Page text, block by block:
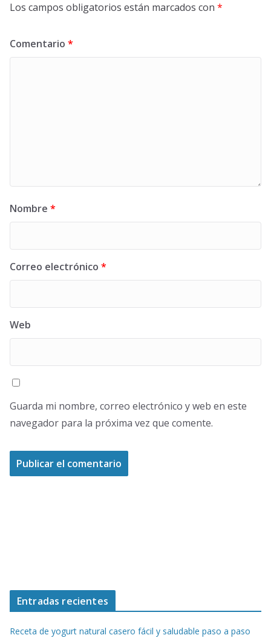
Los campos obligatorios están marcados con *
Comentario *
Nombre *
Correo electrónico *
Web
Guarda mi nombre, correo electrónico y web en este
navegador para la próxima vez que comente.
Entradas recientes
Receta de yogurt natural casero fácil y saludable paso a paso